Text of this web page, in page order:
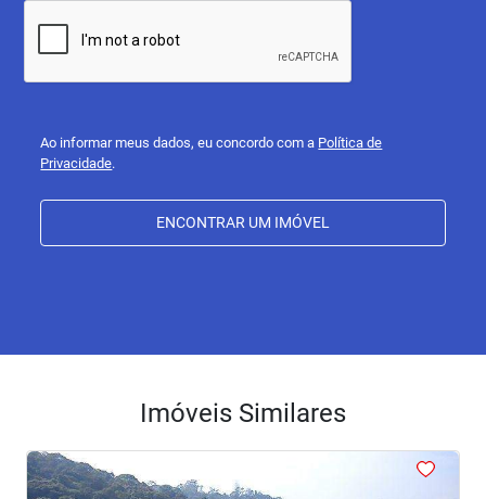
Ao informar meus dados, eu concordo com a Política de
Privacidade.
ENCONTRAR UM IMÓVEL
Imóveis Similares
<<<<